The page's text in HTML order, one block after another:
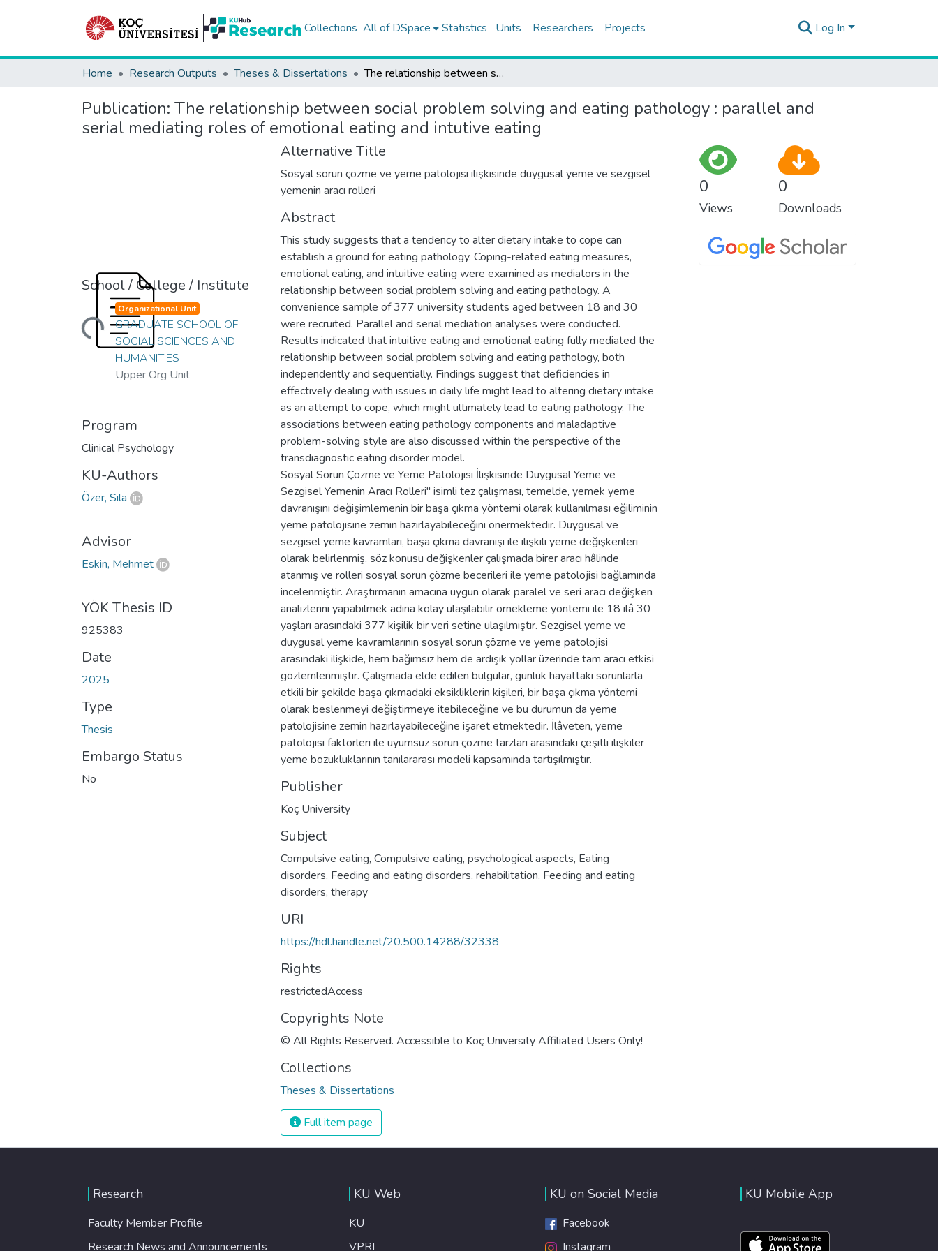
Collections All of DSpace Statistics Units Researchers Projects Log In
Home Research Outputs Theses & Dissertations The relationship between social problem solving and eating pathology : parallel and serial mediating roles of emotional eating and intutive eating
Publication: The relationship between social problem solving and eating pathology : parallel and
serial mediating roles of emotional eating and intutive eating
School / College / Institute
Loading... Organizational Unit
GRADUATE SCHOOL OF
SOCIAL SCIENCES AND
HUMANITIES
Upper Org Unit
Program
Clinical Psychology
KU-Authors
Özer, Sıla
Advisor
Eskin, Mehmet
YÖK Thesis ID
925383
Date
2025
Type
Thesis
Embargo Status
No
Alternative Title
Sosyal sorun çözme ve yeme patolojisi ilişkisinde duygusal yeme ve sezgisel
yemenin aracı rolleri
Abstract
This study suggests that a tendency to alter dietary intake to cope can
establish a ground for eating pathology. Coping-related eating measures,
emotional eating, and intuitive eating were examined as mediators in the
relationship between social problem solving and eating pathology. A
convenience sample of 377 university students aged between 18 and 30
were recruited. Parallel and serial mediation analyses were conducted.
Results indicated that intuitive eating and emotional eating fully mediated the
relationship between social problem solving and eating pathology, both
independently and sequentially. Findings suggest that deficiencies in
effectively dealing with issues in daily life might lead to altering dietary intake
as an attempt to cope, which might ultimately lead to eating pathology. The
associations between eating pathology components and maladaptive
problem-solving style are also discussed within the perspective of the
transdiagnostic eating disorder model.
Sosyal Sorun Çözme ve Yeme Patolojisi İlişkisinde Duygusal Yeme ve
Sezgisel Yemenin Aracı Rolleri" isimli tez çalışması, temelde, yemek yeme
davranışını değişimlemenin bir başa çıkma yöntemi olarak kullanılması eğiliminin
yeme patolojisine zemin hazırlayabileceğini önermektedir. Duygusal ve
sezgisel yeme kavramları, başa çıkma davranışı ile ilişkili yeme değişkenleri
olarak belirlenmiş, söz konusu değişkenler çalışmada birer aracı hâlinde
atanmış ve rolleri sosyal sorun çözme becerileri ile yeme patolojisi bağlamında
incelenmiştir. Araştırmanın amacına uygun olarak paralel ve seri aracı değişken
analizlerini yapabilmek adına kolay ulaşılabilir örnekleme yöntemi ile 18 ilâ 30
yaşları arasındaki 377 kişilik bir veri setine ulaşılmıştır. Sezgisel yeme ve
duygusal yeme kavramlarının sosyal sorun çözme ve yeme patolojisi
arasındaki ilişkide, hem bağımsız hem de ardışık yollar üzerinde tam aracı etkisi
gözlemlenmiştir. Çalışmada elde edilen bulgular, günlük hayattaki sorunlarla
etkili bir şekilde başa çıkmadaki eksikliklerin kişileri, bir başa çıkma yöntemi
olarak beslenmeyi değiştirmeye itebileceğine ve bu durumun da yeme
patolojisine zemin hazırlayabileceğine işaret etmektedir. İlâveten, yeme
patolojisi faktörleri ile uyumsuz sorun çözme tarzları arasındaki çeşitli ilişkiler
yeme bozukluklarının tanılararası modeli kapsamında tartışılmıştır.
Publisher
Koç University
Subject
Compulsive eating, Compulsive eating, psychological aspects, Eating
disorders, Feeding and eating disorders, rehabilitation, Feeding and eating
disorders, therapy
URI
https://hdl.handle.net/20.500.14288/32338
Rights
restrictedAccess
Copyrights Note
© All Rights Reserved. Accessible to Koç University Affiliated Users Only!
Collections
Theses & Dissertations
Full item page
0
Views
0
Downloads
Research
Faculty Member Profile
Research News and Announcements
KU Web
KU
VPRI
KU on Social Media
Facebook
Instagram
KU Mobile App